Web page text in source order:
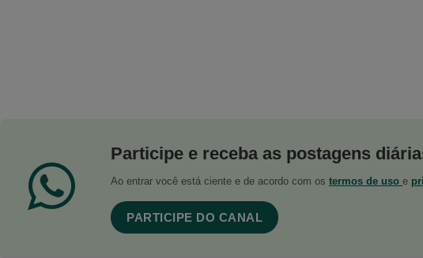
Participe e receba as postagens
Ao entrar você está ciente e de acordo com os termos de uso e
PARTICIPE DO CANAL